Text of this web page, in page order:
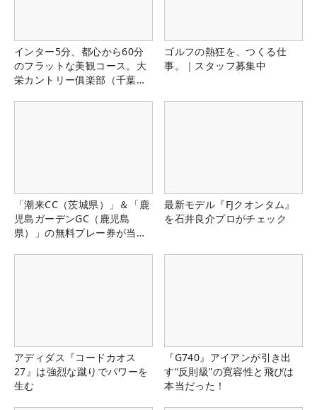
インター5分、都心から60分
のフラットな美観コース。大
栄カントリー俱楽部（千葉
ゴルフの熱狂を、つくる仕
事。｜スタッフ募集中
「潮来CC（茨城県）」＆「鹿
児島ガーデンGC（鹿児島
県）」の無料プレー券が当た
最新モデル『FJクオンタム』
を石井良介プロがチェック
アディダス『コードカオス
27』は強烈な蹴りでパワーを
生む
『G740』アイアンが引き出
す“反則級”の寛容性と飛びは
本当だった！